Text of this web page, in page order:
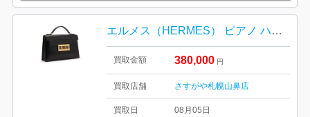
エルメス（HERMES） ピアノ ハンドバッグ
買取金額 380,000 円
買取店舗 さすがや札幌山鼻店
買取日 08月05日